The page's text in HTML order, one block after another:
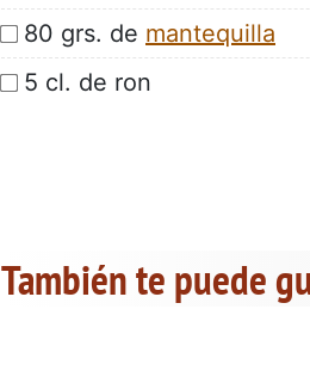
80 grs. de mantequilla
5 cl. de ron
También te puede